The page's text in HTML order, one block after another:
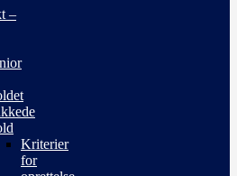
–
Kriterier
for